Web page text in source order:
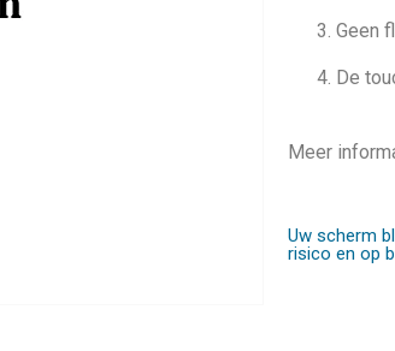
Geen
De
Meer
Uw scherm
risico en op